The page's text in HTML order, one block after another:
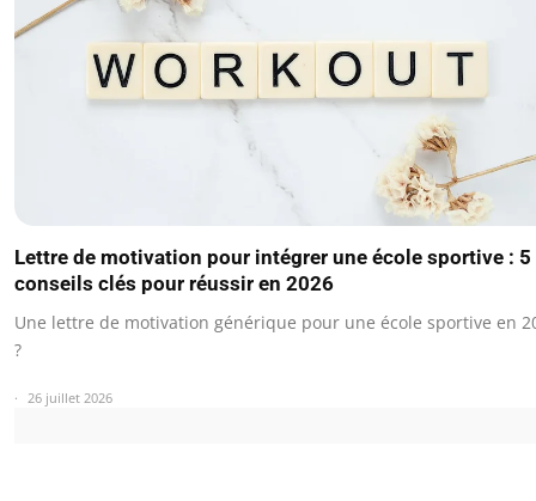
Lettre de motivation pour intégrer une école sportive : 5
conseils clés pour réussir en 2026
Une lettre de motivation générique pour une école sportive en
?
26 juillet 2026